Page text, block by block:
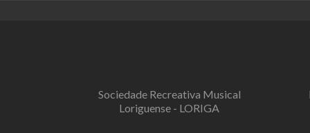
Sociedade Recreativa Musical
Loriguense - LORIGA